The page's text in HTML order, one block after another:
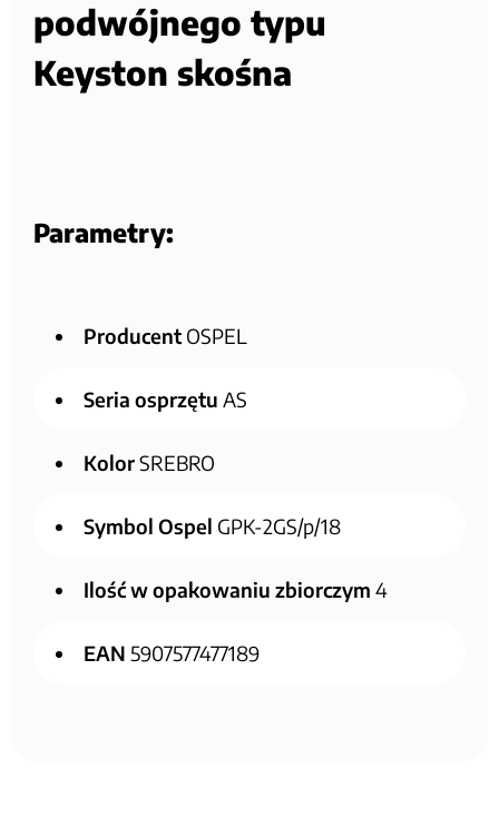
podwójnego typu
Keyston skośna
Parametry:
Producent OSPEL
Seria osprzętu AS
KolorSREBRO
Symbol Ospel GPK-2GS/p/18
Ilość w opakowaniu zbiorczym 4
EAN 5907577477189